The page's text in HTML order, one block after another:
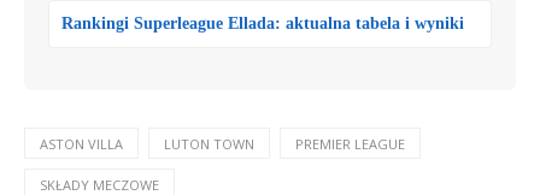
Rankingi Superleague Ellada: aktualna tabela i wyniki
ASTON VILLA LUTON TOWN PREMIER LEAGUE
SKŁADY MECZOWE